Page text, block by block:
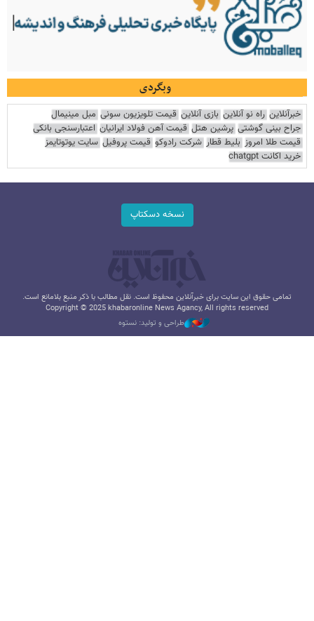
وبگردی
خبرآنلاین راه نو آنلاین بازی آنلاین قیمت تلویزیون سونی مبل مینیمال
جراح بینی گوشتی پرشین هتل قیمت آهن فولاد ایرانیان اعتبارسنجی بانکی
قیمت طلا امروز بلیط قطار شرکت رادوکو قیمت پروفیل سایت یوتوتایمز
خرید اکانت chatgpt
نسخه دسکتاپ
تمامی حقوق این سایت برای خبرآنلاین محفوظ است. نقل مطالب با ذکر منبع بلامانع است.
Copyright © 2025 khabaronline News Agancy, All rights reserved
طراحی و تولید: نستوه